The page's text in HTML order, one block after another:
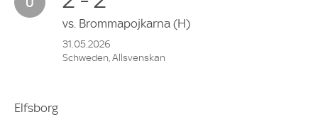
vs. Brommapojkarna (H)
31.05.2026
Schweden, Allsvenskan
Elfsborg